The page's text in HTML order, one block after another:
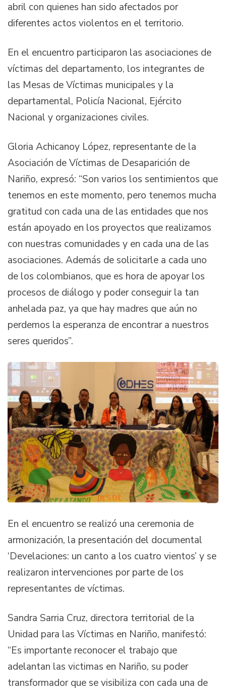
abril con quienes han sido afectados por
diferentes actos violentos en el territorio.
En el encuentro participaron las asociaciones de
víctimas del departamento, los integrantes de
las Mesas de Víctimas municipales y la
departamental, Policía Nacional, Ejército
Nacional y organizaciones civiles.
Gloria Achicanoy López, representante de la
Asociación de Víctimas de Desaparición de
Nariño, expresó: “Son varios los sentimientos que
tenemos en este momento, pero tenemos mucha
gratitud con cada una de las entidades que nos
están apoyado en los proyectos que realizamos
con nuestras comunidades y en cada una de las
asociaciones. Además de solicitarle a cada uno
de los colombianos, que es hora de apoyar los
procesos de diálogo y poder conseguir la tan
anhelada paz, ya que hay madres que aún no
perdemos la esperanza de encontrar a nuestros
seres queridos”.
En el encuentro se realizó una ceremonia de
armonización, la presentación del documental
‘Develaciones: un canto a los cuatro vientos’ y se
realizaron intervenciones por parte de los
representantes de víctimas.
Sandra Sarria Cruz, directora territorial de la
Unidad para las Víctimas en Nariño, manifestó:
“Es importante reconocer el trabajo que
adelantan las victimas en Nariño, su poder
transformador que se visibiliza con cada una de